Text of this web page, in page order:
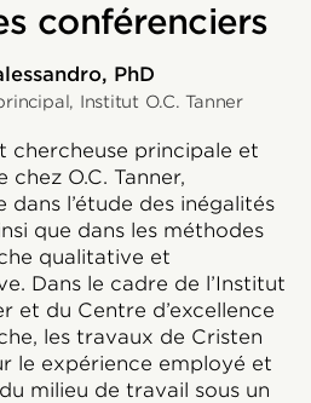
conférenciers
PhD
Institut O.C. Tanner
chercheuse principale et
chez O.C. Tanner,
dans l’étude des inégalités
que dans les méthodes
qualitative et
Dans le cadre de l’Institut
et du Centre d’excellence
les travaux de Cristen
le expérience employé et
milieu de travail sous un